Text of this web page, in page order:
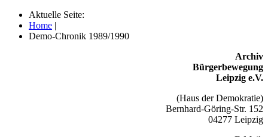
Aktuelle Seite:
Home |
Demo-Chronik 1989/1990
Archiv
Bürgerbewegung
Leipzig e.V.
(Haus der Demokratie)
Bernhard-Göring-Str. 152
04277 Leipzig